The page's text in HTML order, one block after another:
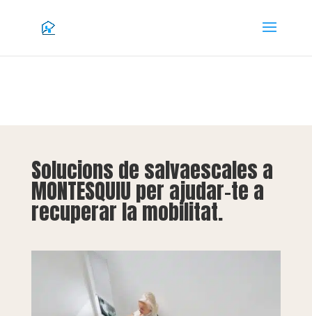
Solucions de salvaescales a
MONTESQUIU per ajudar-te a
recuperar la mobilitat.